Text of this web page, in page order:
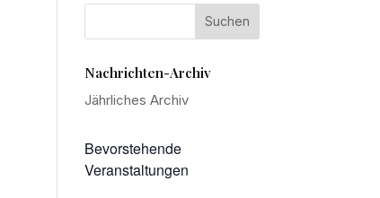
Nachrichten-Archiv
Jährliches Archiv
Bevorstehende
Veranstaltungen